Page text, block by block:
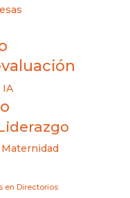
IA
Maternidad
en Directorios